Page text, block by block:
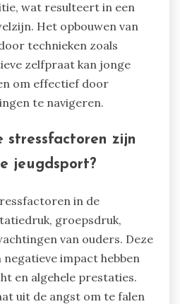
wat resulteert in een
Het opbouwen van
technieken zoals
zelfpraat kan jonge
om effectief door
te navigeren.
stressfactoren zijn
jeugdsport?
in de
groepsdruk,
van ouders. Deze
impact hebben
en algehele prestaties.
uit de angst om te falen